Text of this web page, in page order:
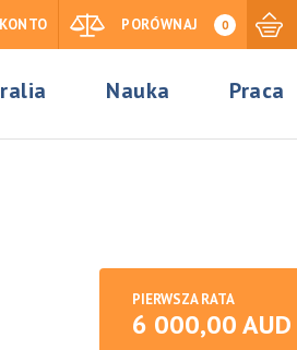
KONTO PORÓWNAJ 0
Nauka Praca
PIERWSZA RATA
6 000,00 AUD